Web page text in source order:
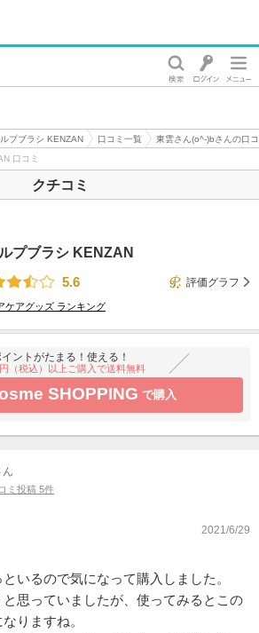
プブラシ KENZAN 口コミ一覧
東雲さん(o^-)bさんの口
口コミ
クチコミ
プブラシ KENZAN
5.6
評価グラフ
ケアグッズ ランキング
イントがたまる！使える！
（税込）以上ご購入で送料無料
SHOPPING で購入
ん
ミ投稿 5件
2021/6/29
いるので気になって購入しました。
思っていましたが、使ってみるとこの
りますね。